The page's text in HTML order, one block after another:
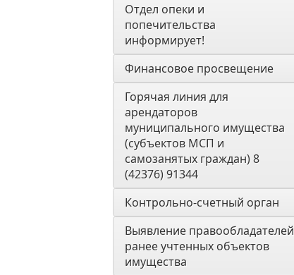
Отдел опеки и
попечительства
информирует!
Финансовое просвещение
Горячая линия для
арендаторов
муниципального имущества
(субъектов МСП и
самозанятых граждан) 8
(42376) 91344
Контрольно-счетный орган
Выявление правообладателей
ранее учтенных объектов
имущества